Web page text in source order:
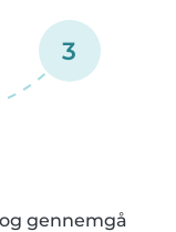
3
gennemgå